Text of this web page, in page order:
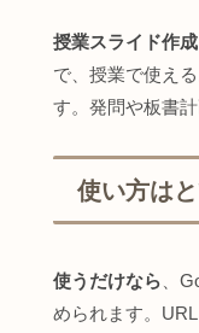
授業スライド作成
で、授業で使え
す。発問や板書
使い方は
使うだけなら 、
められます。